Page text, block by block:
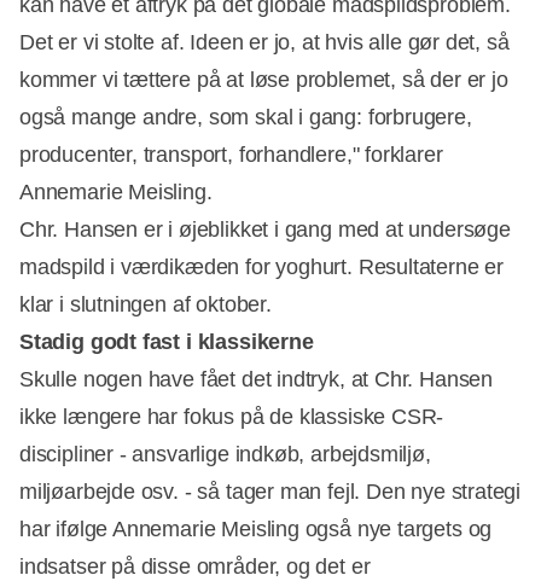
kan have et aftryk på det globale madspildsproblem.
Det er vi stolte af. Ideen er jo, at hvis alle gør det, så
kommer vi tættere på at løse problemet, så der er jo
også mange andre, som skal i gang: forbrugere,
producenter, transport, forhandlere," forklarer
Annemarie Meisling.
Chr. Hansen er i øjeblikket i gang med at undersøge
madspild i værdikæden for yoghurt. Resultaterne er
klar i slutningen af oktober.
Stadig godt fast i klassikerne
Skulle nogen have fået det indtryk, at Chr. Hansen
ikke længere har fokus på de klassiske CSR-
discipliner - ansvarlige indkøb, arbejdsmiljø,
miljøarbejde osv. - så tager man fejl. Den nye strategi
har ifølge Annemarie Meisling også nye targets og
indsatser på disse områder, og det er